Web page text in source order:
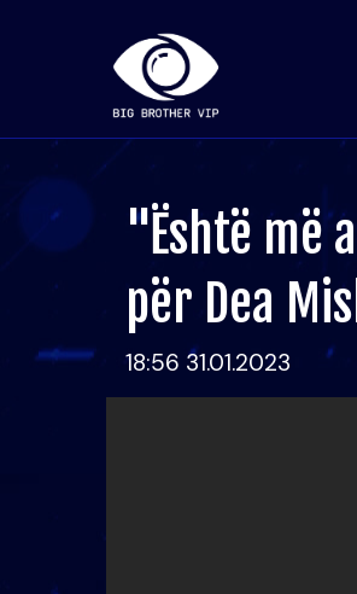
"Është më
për Dea
18:56 31.01.2023